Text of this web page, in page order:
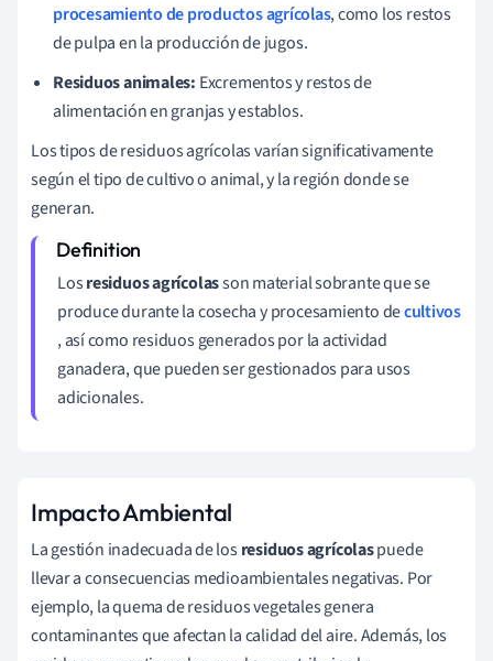
procesamiento de productos agrícolas, como los restos
de pulpa en la producción de jugos.
Residuos animales: Excrementos y restos de
alimentación en granjas y establos.
Los tipos de residuos agrícolas varían significativamente
según el tipo de cultivo o animal, y la región donde se
generan.
Losresiduos agrícolasson material sobrante que se
produce durante la cosecha y procesamiento decultivos
, así como residuos generados por la actividad
ganadera, que pueden ser gestionados para usos
adicionales.
Impacto Ambiental
La gestión inadecuada de losresiduos agrícolaspuede
llevar a consecuencias medioambientales negativas. Por
ejemplo, la quema de residuos vegetales genera
contaminantes que afectan la calidad del aire. Además, los